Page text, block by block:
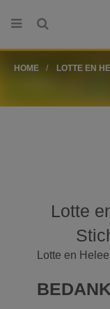
HOME
LOTTE EN
Lotte
Lotte en